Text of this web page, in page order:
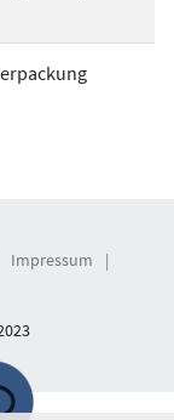
Impressum
|